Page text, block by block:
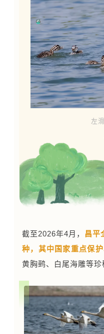
左
截至2026年4月， 昌平
种，其中国家重点保
黄胸鹀、 白尾海雕等珍